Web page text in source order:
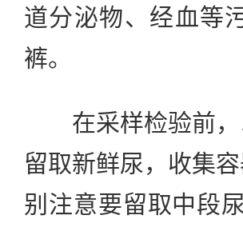
道分泌物、经血等
裤。
在采样检验前，
留取新鲜尿，收集
别注意要留取中段